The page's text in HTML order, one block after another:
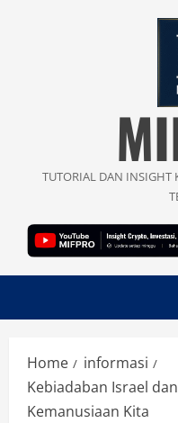
TUTORIAL DAN INSIGHT
Home
informasi
Kebiadaban Israel
Kemanusiaan Kita